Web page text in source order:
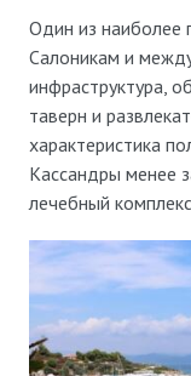
Один из наиболее
Салоникам и
инфраструктура,
таверн и
характеристика
Кассандры менее
лечебный